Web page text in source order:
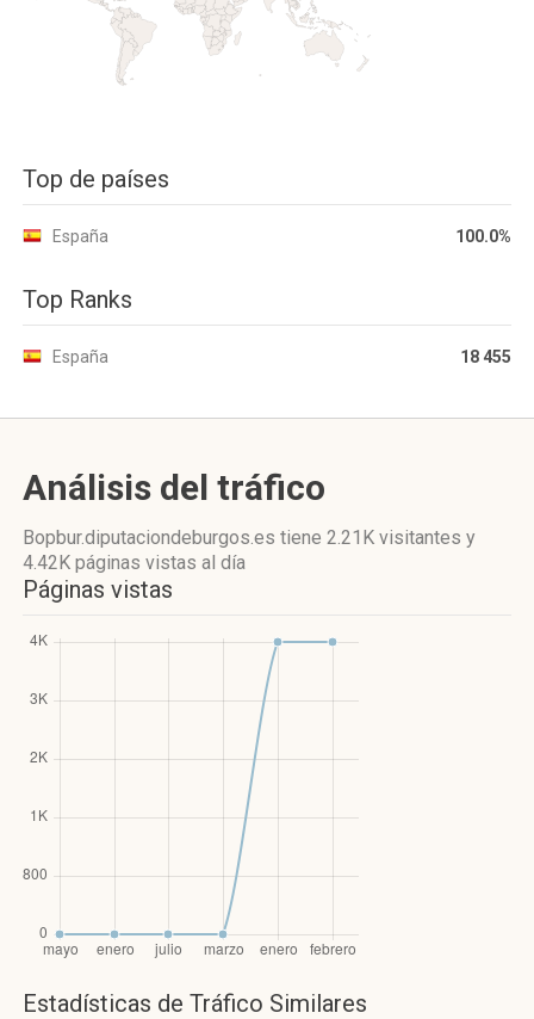
Top de países
España 100.0%
Top Ranks
España 18 455
Análisis del tráfico
Bopbur.diputaciondeburgos.es tiene 2.21K visitantes y
4.42K páginas vistas al día
Páginas vistas
Estadísticas de Tráfico Similares